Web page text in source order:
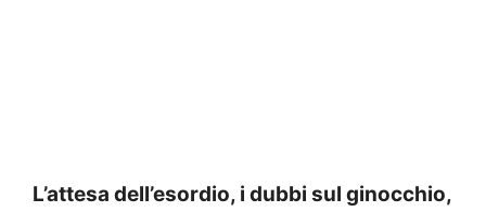
L’attesa dell’esordio, i dubbi sul ginocchio,